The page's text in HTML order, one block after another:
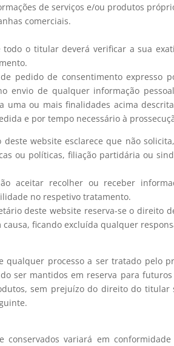
de serviços e/ou produtos
comerciais.
o titular deverá verificar a sua
pedido de consentimento expresso
envio de qualquer informação
ou mais finalidades acima
e por tempo necessário à
website esclarece que não
ou políticas, filiação partidária ou
aceitar recolher ou receber
no respetivo tratamento.
deste website reserva-se o direito
causa, ficando excluída qualquer
processo a ser tratado pelo
ser mantidos em reserva para
sem prejuízo do direito do
variará em